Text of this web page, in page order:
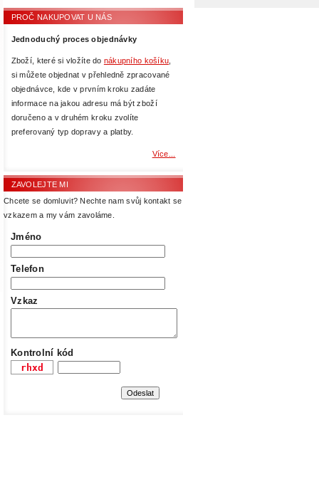
PROČ NAKUPOVAT U NÁS
Jednoduchý proces objednávky
Zboží, které si vložíte do nákupního košíku,
si můžete objednat v přehledně zpracované
objednávce, kde v prvním kroku zadáte
informace na jakou adresu má být zboží
doručeno a v druhém kroku zvolíte
preferovaný typ dopravy a platby.
Více...
ZAVOLEJTE MI
Chcete se domluvit? Nechte nam svůj kontakt se
vzkazem a my vám zavoláme.
Jméno
Telefon
Vzkaz
Kontrolní kód